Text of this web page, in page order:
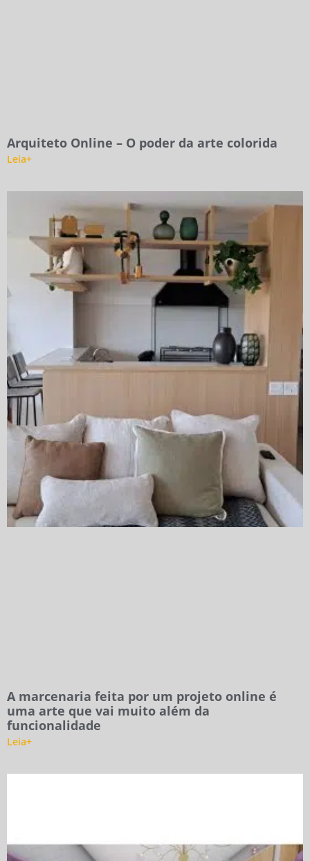
Arquiteto Online – O poder da arte colorida
Leia+
A marcenaria feita por um projeto online é
uma arte que vai muito além da
funcionalidade
Leia+